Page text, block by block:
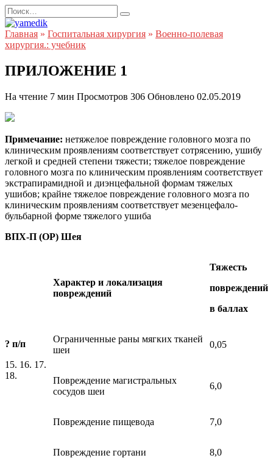
Перейти
к
содержанию
Search
for:
Главная » Госпитальная хирургия » Военно-полевая
хирургия.: учебник
ПРИЛОЖЕНИЕ 1
На чтение 7 мин Просмотров 306 Обновлено 02.05.2019
Примечание: нетяжелое повреждение головного мозга по
клиническим проявлениям соответствует сотрясению, ушибу
легкой и средней степени тяжести; тяжелое повреждение
головного мозга по клиническим проявлениям соответствует
экстрапирамидной и диэнцефальной формам тяжелых
ушибов; крайне тяжелое повреждение головного мозга по
клиническим проявлениям соответствует мезенцефало-
бульбарной форме тяжелого ушиба
ВПХ-П (ОР) Шея
? п/п
15. 16. 17.
18.
Характер и локализация
повреждений
Тяжесть
повреждений
в баллах
Ограниченные раны мягких тканей
шеи
0,05
Повреждение магистральных
сосудов шеи
6,0
Повреждение пищевода 7,0
Повреждение гортани 8,0